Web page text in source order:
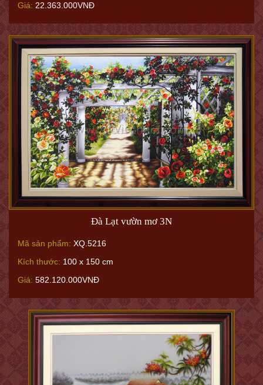
Giá: 22.363.000VNĐ
Đà Lạt vườn mơ 3N
Mã sản phẩm: XQ.5216
Kích thước: 100 x 150 cm
Giá: 582.120.000VNĐ